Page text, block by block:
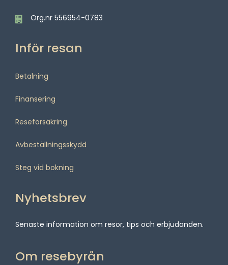
Org.nr 556954-0783
Inför resan
Betalning
Finansering
Reseförsäkring
Avbeställningsskydd
Steg vid bokning
Nyhetsbrev
Senaste information om resor, tips och erbjudanden.
Om resebyrån